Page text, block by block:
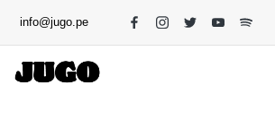
info@jugo.pe